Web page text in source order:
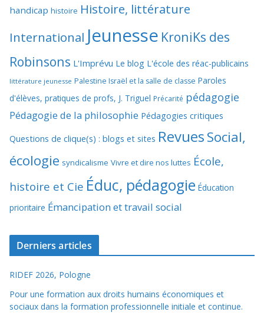
handicap histoire Histoire, littérature
International Jeunesse KroniKs des
Robinsons L'Imprévu Le blog L'école des réac-publicains
littérature jeunesse Palestine Israël et la salle de classe Paroles
d'élèves, pratiques de profs, J. Triguel Précarité pédagogie
Pédagogie de la philosophie Pédagogies critiques
Questions de clique(s) : blogs et sites RevuesSocial,
écologie syndicalisme Vivre et dire nos luttes École,
histoire et Cie Éduc, pédagogie Éducation
prioritaire Émancipation et travail social
Derniers articles
RIDEF 2026, Pologne
Pour une formation aux droits humains économiques et
sociaux dans la formation professionnelle initiale et continue.